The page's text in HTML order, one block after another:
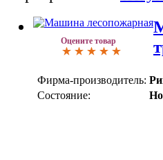
Оцените товар
Фирма-производитель:
Состояние: